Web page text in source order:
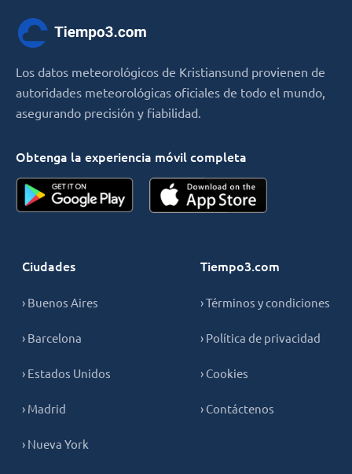
Los datos meteorológicos de Kristiansund provienen de
autoridades meteorológicas oficiales de todo el mundo,
asegurando precisión y fiabilidad.
Obtenga la experiencia móvil completa
Ciudades
› Buenos Aires
› Barcelona
› Estados Unidos
› Madrid
› Nueva York
Tiempo3.com
› Términos y condiciones
› Política de privacidad
› Cookies
› Contáctenos